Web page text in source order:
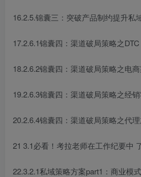
16.2.5.锦囊三：突破产品制约提升私
17.2.6.1锦囊四：渠道破局策略之
18.2.6.2锦囊四：渠道破局策略之电
19.2.6.3锦囊四：渠道破局策略之经
20.2.6.4锦囊四：渠道破局策略之代
21 3.1必看！考拉老师在工作纪要中
22.3.2.1私域策略方案part1：商业模